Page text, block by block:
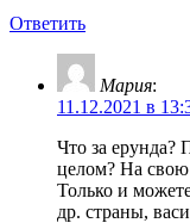
Ответить
Мария:
11.12.2021 в
Что за ерунда?
целом? На свою
Только и
др. страны,